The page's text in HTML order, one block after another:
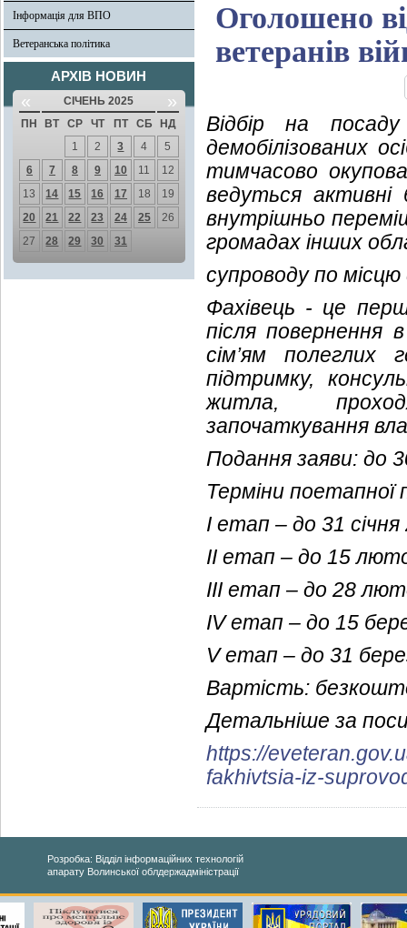
Інформація для ВПО
Ветеранська політика
АРХІВ НОВИН
« СІЧЕНЬ 2025 »
ПН ВТ СР ЧТ ПТ СБ
НД
1
2 3 4
5
6
7 8 9 10 11
12
13
14 15 16 17 18
19
20
21 22 23 24 25
26
27
28 29 30 31
Оголошено
ветеранів
Відбір на
демобілізованих
тимчасово
ведуться активні
внутрішньо
громадах інших
супроводу по
Фахівець - це
після повернення
сім’ям полеглих
підтримку,
житла,
започаткування
Подання заяви: до
Терміни поетапної
І етап – до 31
ІІ етап – до 15
ІІІ етап – до 28
IV етап – до 15
V етап – до 31
Вартість:
Детальніше за
https://
fakhivtsia-iz-
Розробка: Відділ інформаційних технологій
апарату Волинської облдержадміністрації